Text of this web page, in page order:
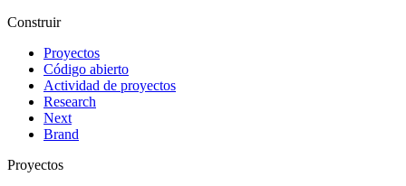
Construir
Proyectos
Código abierto
Actividad de proyectos
Research
Next
Brand
Proyectos